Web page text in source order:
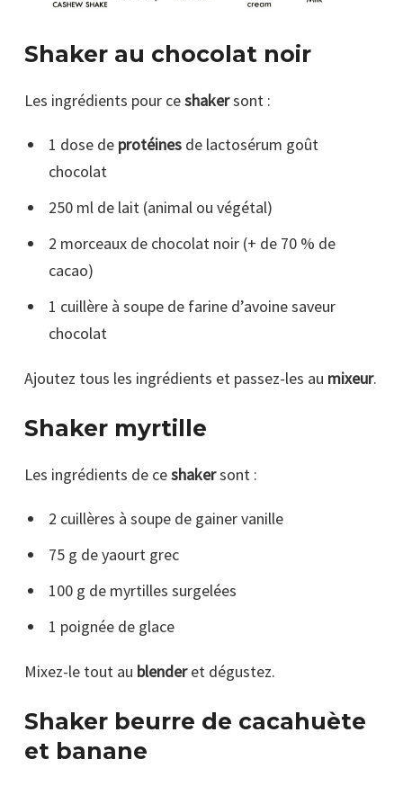
Shaker au chocolat noir
Les ingrédients pour ceshakersont :
1 dose de protéinesde lactosérum goût
chocolat
250 ml de lait (animal ou végétal)
2 morceaux de chocolat noir (+ de 70 % de
cacao)
1 cuillère à soupe de farine d’avoine saveur
chocolat
Ajoutez tous les ingrédients et passez-les au mixeur.
Shaker myrtille
Les ingrédients de ceshakersont :
2 cuillères à soupe de gainer vanille
75 g de yaourt grec
100 g de myrtilles surgelées
1 poignée de glace
Mixez-le tout au blenderet dégustez.
Shaker beurre de cacahuète
et banane